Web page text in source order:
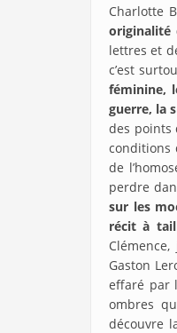
Charlotte
originalité
lettres et
c’est
féminine,
guerre, la
des points
conditions
de
perdre
sur les
récit à
Gaston
effaré par
ombres
découvre